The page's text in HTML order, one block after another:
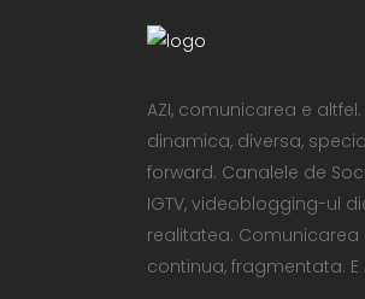
AZI, comunicarea e altfel.
dinamica, diversa,
forward. Canalele de
IGTV, videoblogging-ul
realitatea. Comunicarea
continua, fragmentata. E